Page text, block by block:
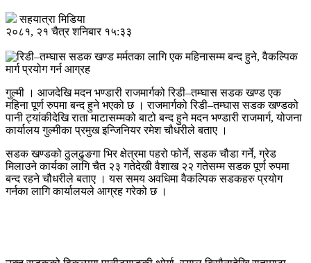
सहयात्रा मिडिया
२०८१, २१ चैत्र शनिबार १५:३३
गुल्मी । आजदेखि मदन भण्डारी राजमार्गको रिडी–तम्घास सडक खण्ड एक
महिना पूर्ण रुपमा बन्द हुने भएको छ । राजमार्गको रिडी–तम्घास सडक खण्डको
पानी ट्यांकीदेखि राता माटासम्मको बाटो बन्द हुने मदन भण्डारी राजमार्ग, योजना
कार्यालय गुल्मीका प्रमुख इन्जिनियर रमेश चौधरीले बताए ।
सडक खण्डको ठुलढुङगा भिर क्षेत्रमा पहरो फोर्ने, सडक चौडा गर्ने, ग्रेड
मिलाउने कार्यका लागि चैत २३ गतेदेखी वैशाख २२ गतेसम्म सडक पूर्ण रुपमा
बन्द रहने चौधरीले बताए । यस समय अवधिमा वैकल्पिक सडकहरु प्रयोग
गर्नका लागि कार्यालयले आग्रह गरेको छ ।